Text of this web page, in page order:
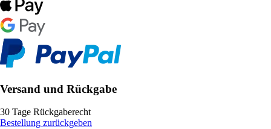
Versand und Rückgabe
30 Tage Rückgaberecht
Bestellung zurückgeben